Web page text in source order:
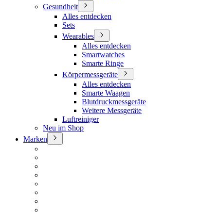
Gesundheit
Alles entdecken
Sets
Wearables
Alles entdecken
Smartwatches
Smarte Ringe
Körpermessgeräte
Alles entdecken
Smarte Waagen
Blutdruckmessgeräte
Weitere Messgeräte
Luftreiniger
Neu im Shop
Marken